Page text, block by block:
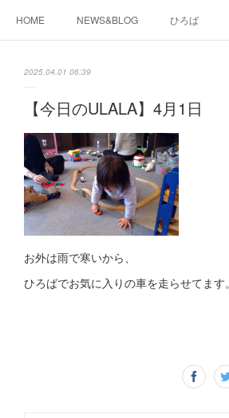
HOME NEWS&BLOG ひろば
2025.04.01 06:39
【今日のULALA】4月1日
お外は雨で寒いから、
ひろばでお気に入りの車を走らせてます。